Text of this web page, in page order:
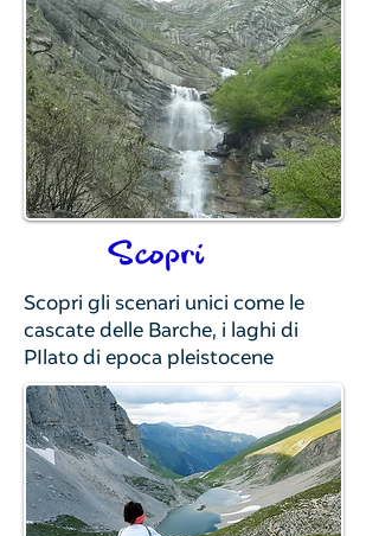
Scopri
Scopri gli scenari unici come le
cascate delle Barche, i laghi di
PIlato di epoca pleistocene